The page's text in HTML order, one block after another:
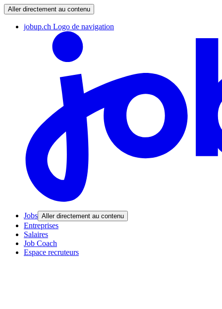
Aller directement au contenu
jobup.ch Logo de navigation
Jobs Aller directement au contenu
Entreprises
Salaires
Job Coach
Espace recruteurs